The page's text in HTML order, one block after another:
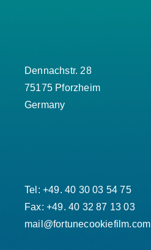
Dennachstr. 28
75175 Pforzheim
Germany
Tel: +49. 40 30 03 54 75
Fax: +49. 40 32 87 13 03
mail@fortunecookiefilm.com